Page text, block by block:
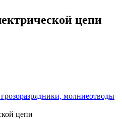
цепи
молниеотводы
цепи